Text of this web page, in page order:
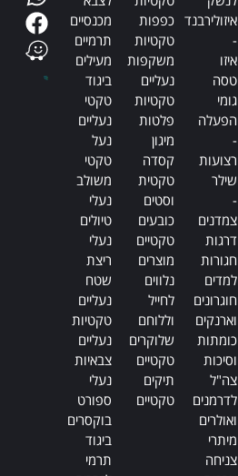
איזולירבנד
-
איזו
טסה
גומי
הפעלה
-
רצועות
שילר
-
צמדנים
דרגות
חגורות
למדים
חוגרונים
וארנקים
כומתות
וסיכות
צה"ל
לדרמנים
ואולרים
מיתרי
צניחה
כפפות
טקטיות
משקפות
נעליים
טקטיות
פלטות
מיגון
קסדה
טקטית
וסטים
כובעים
טקטיים
מוצרים
נלווים
לחייל
וללוחם
שלוקרים
טקטיים
תיקים
טקטיים
מכנסיים
תרמיים
מעילים
ביגוד
טקטי
נעליים
נעל
טקטי
משולב
נעלי
טיולים
נעלי
ריצת
שטח
נעליים
טקטיות
נעליים
צבאיות
נעלי
ספורט
בוקסרים
ביגוד
תרמי